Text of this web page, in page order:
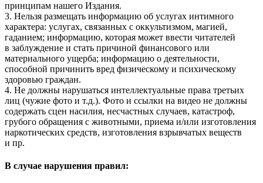
принципам нашего Издания.
3. Нельзя размещать информацию об услугах интимного
характера: услугах, связанных с оккультизмом, магией,
гаданием; информацию, которая может ввести читателей
в заблуждение и стать причиной финансового или
материального ущерба; информацию о деятельности,
способной причинить вред физическому и психическому
здоровью граждан.
4. Не должны нарушаться интеллектуальные права третьих
лиц (чужие фото и т.д.). Фото и ссылки на видео не должны
содержать сцен насилия, несчастных случаев, катастроф,
грубого обращения с животными, приема и/или изготовления
наркотических средств, изготовления взрывчатых веществ
и пр.
В случае нарушения правил: